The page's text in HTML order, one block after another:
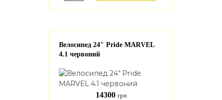
Велосипед 24" Pride MARVEL
4.1 червоний
14300 грн